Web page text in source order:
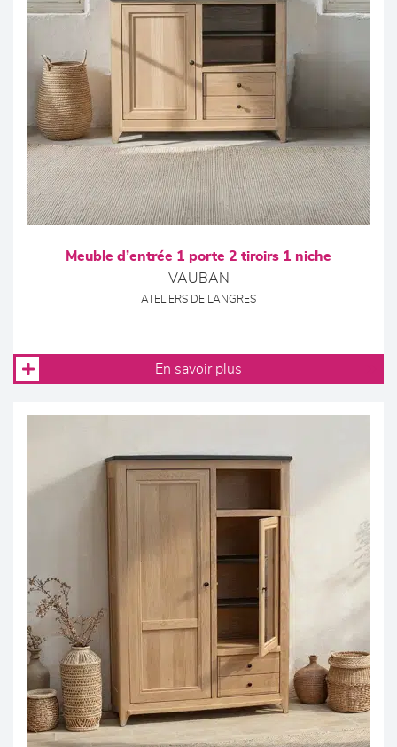
Meuble d’entrée 1 porte 2 tiroirs 1 niche
VAUBAN
ATELIERS DE LANGRES
En savoir plus